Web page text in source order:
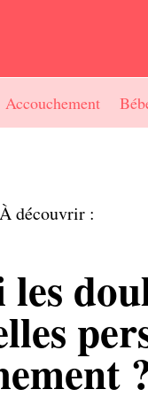
Accouchement
À découvrir :